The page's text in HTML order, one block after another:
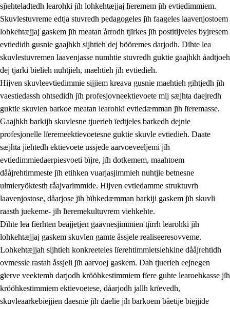
sjïehteladtedh learohki jïh lohkehtæjjaj lïeremem jïh evtiedimmiem.
Skuvlestuvreme edtja stuvredh pedagogeles jïh faageles laavenjostoem
lohkehtæjjaj gaskem jïh meatan årrodh tjïrkes jïh postitijveles byjresem
evtiedidh gusnie gaajhkh sijhtieh dej bööremes darjodh. Dïhte lea
skuvlestuvremen laavenjasse numhtie stuvredh guktie gaajhkh åadtjoeh
dej tjarki bielieh nuhtjieh, maehtieh jïh evtiedieh.
Hijven skuvleevtiedimmie sijjiem kreava gusnie maehtieh gihtjedh jïh
vaestiedassh ohtsedidh jïh profesjovneektievoete mij sæjhta daejredh
guktie skuvlen barkoe meatan learohki evtiedæmman jïh lïeremasse.
Gaajhkh barkijh skuvlesne tjuerieh ïedtjeles barkedh dejnie
profesjonelle lïeremeektievoetesne guktie skuvle evtiedieh. Daate
sæjhta jiehtedh ektievoete ussjede aarvoeveeljemi jïh
evtiedimmiedaerpiesvoeti bïjre, jïh dotkemem, maahtoem
dååjrehtimmeste jïh etihken vuarjasjimmieh nuhtjie betnesne
ulmieryöktesth råajvarimmide. Hijven evtiedamme struktuvrh
laavenjostose, dåarjose jïh bïhkedæmman barkiji gaskem jïh skuvli
raasth juekeme- jïh lïeremekultuvrem viehkehte.
Dïhte lea fïerhten beajjetjen gaavnesjimmien tjïrrh learohki jïh
lohkehtæjjaj gaskem skuvlen gamte åssjele realiseeresovveme.
Lohkehtæjjah sijhtieh konkreeteles lïerehtimmietsiehkine dååjrehtidh
ovmessie rastah åssjeli jïh aarvoej gaskem. Dah tjuerieh eejnegen
gïerve veektemh darjodh krööhkestimmiem fïere guhte learoehkasse jïh
krööhkestimmiem ektievoetese, dåarjodh jallh krïevedh,
skuvleaarkebiejjien daesnie jïh daelie jïh barkoem båetije biejjide